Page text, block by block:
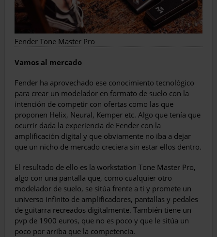
Fender Tone Master Pro
Vamos al mercado
Fender ha aprovechado ese conocimiento tecnológico
para crear un modelador en formato de suelo con la
intención de competir con ofertas como las que
proponen Helix, Neural, Kemper etc. Algo que tenía que
ocurrir dada la experiencia de Fender con la
amplificación digital y que obviamente no iba a dejar
que un nicho de mercado creciera sin estar ellos dentro.
El resultado de ello es la workstation Tone Master Pro,
algo con una pantalla que, como cualquier otro
modelador de suelo, se sitúa frente a ti y promete un
universo infinito de amplificadores, pantallas y pedales
de guitarra recreados digitalmente. También tiene un
pvp de 1900 euros, que no es poco y que le sitúa un
poco por arriba que la competencia.